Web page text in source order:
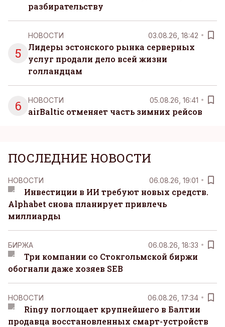
разбирательству
5
НОВОСТИ 03.08.26, 18:42
Лидеры эстонского рынка серверных
услуг продали дело всей жизни
голландцам
6 НОВОСТИ 05.08.26, 16:41
airBaltic отменяет часть зимних рейсов
ПОСЛЕДНИЕ НОВОСТИ
НОВОСТИ 06.08.26, 19:01
Инвестиции в ИИ требуют новых средств.
Alphabet снова планирует привлечь
миллиарды
БИРЖА 06.08.26, 18:33
Три компании со Стокгольмской биржи
обогнали даже хозяев SEB
НОВОСТИ 06.08.26, 17:34
Ringy поглощает крупнейшего в Балтии
продавца восстановленных смарт-устройств